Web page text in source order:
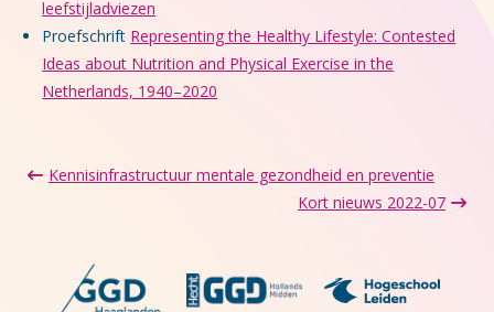
leefstijladviezen
Proefschrift Representing the Healthy Lifestyle: Contested
Ideas about Nutrition and Physical Exercise in the
Netherlands, 1940–2020
Kennisinfrastructuur mentale gezondheid en preventie
Kort nieuws 2022-07